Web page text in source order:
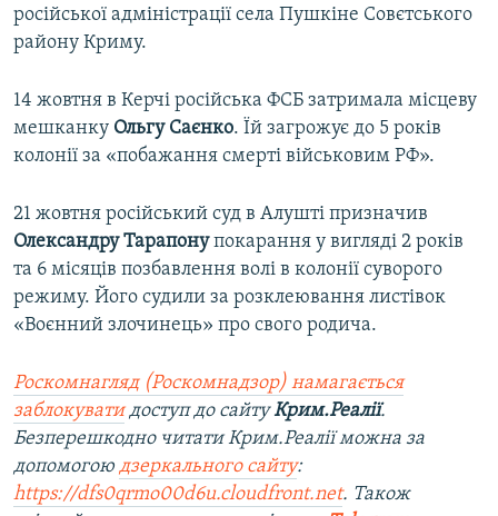
російської адміністрації села Пушкіне Совєтського
району Криму.
14 жовтня в Керчі російська ФСБ затримала місцеву
мешканку Ольгу Саєнко. Їй загрожує до 5 років
колонії за «побажання смерті військовим РФ».
21 жовтня російський суд в Алушті призначив
Олександру Тарапонупокарання у вигляді 2 років
та 6 місяців позбавлення волі в колонії суворого
режиму. Його судили за розклеювання листівок
«Воєнний злочинець» про свого родича.
Роскомнагляд (Роскомнадзор) намагається
заблокуватидоступ до сайтуКрим.Реалії.
Безперешкодно читати Крим.Реалії можна за
допомогою дзеркального сайту:
https://dfs0qrmo00d6u.cloudfront.net. Також